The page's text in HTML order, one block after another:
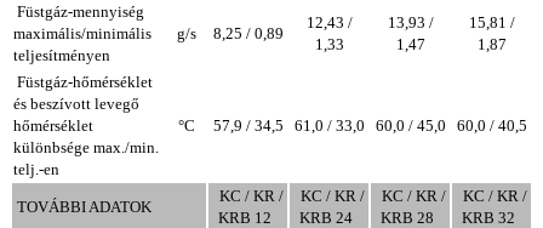
Füstgáz-mennyiség
maximális/minimális
teljesítményen
g/s 8,25 / 0,89
12,43 /
1,33
13,93 /
1,47
15,81 /
1,87
Füstgáz-hőmérséklet
és beszívott levegő
hőmérséklet
különbsége max./min.
telj.-en
°C 57,9 / 34,5 61,0 / 33,0 60,0 / 45,0 60,0 / 40,5
TOVÁBBI ADATOK
KC / KR /
KRB 12
KC / KR /
KRB 24
KC / KR /
KRB 28
KC / KR /
KRB 32